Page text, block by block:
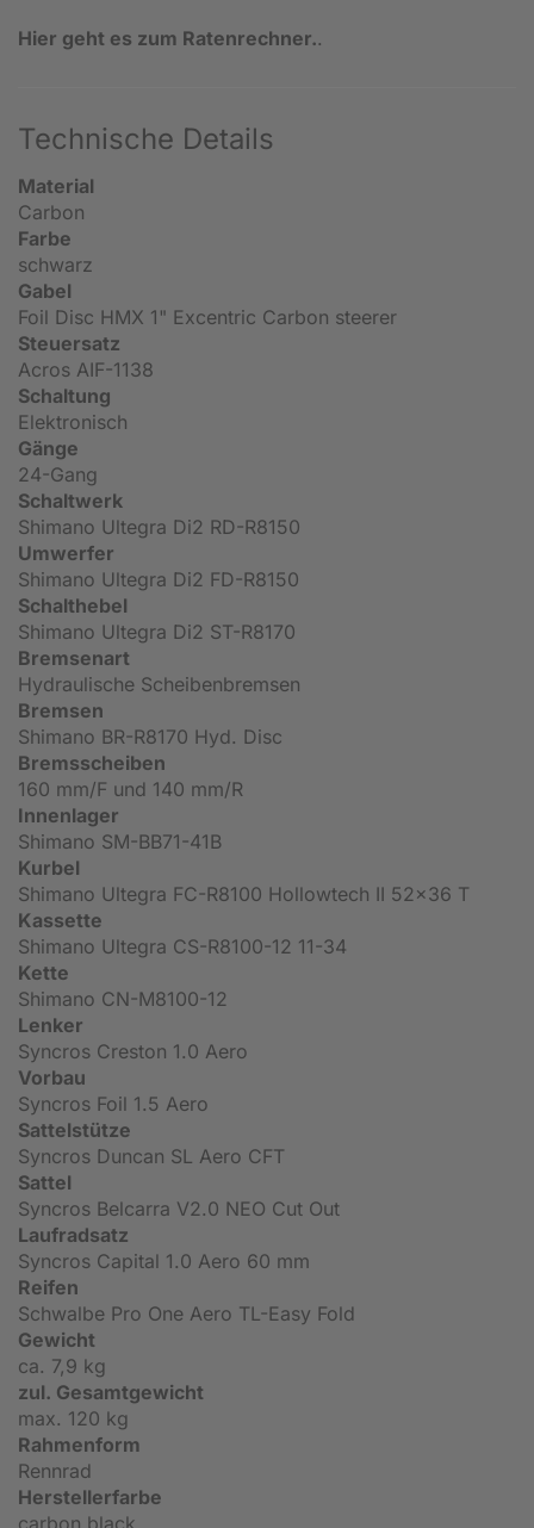
Hier geht es zum Ratenrechner..
Technische Details
Material
Carbon
Farbe
schwarz
Gabel
Foil Disc HMX 1" Excentric Carbon steerer
Steuersatz
Acros AIF-1138
Schaltung
Elektronisch
Gänge
24-Gang
Schaltwerk
Shimano Ultegra Di2 RD-R8150
Umwerfer
Shimano Ultegra Di2 FD-R8150
Schalthebel
Shimano Ultegra Di2 ST-R8170
Bremsenart
Hydraulische Scheibenbremsen
Bremsen
Shimano BR-R8170 Hyd. Disc
Bremsscheiben
160 mm/F und 140 mm/R
Innenlager
Shimano SM-BB71-41B
Kurbel
Shimano Ultegra FC-R8100 Hollowtech II 52x36 T
Kassette
Shimano Ultegra CS-R8100-12 11-34
Kette
Shimano CN-M8100-12
Lenker
Syncros Creston 1.0 Aero
Vorbau
Syncros Foil 1.5 Aero
Sattelstütze
Syncros Duncan SL Aero CFT
Sattel
Syncros Belcarra V2.0 NEO Cut Out
Laufradsatz
Syncros Capital 1.0 Aero 60 mm
Reifen
Schwalbe Pro One Aero TL-Easy Fold
Gewicht
ca. 7,9 kg
zul. Gesamtgewicht
max. 120 kg
Rahmenform
Rennrad
Herstellerfarbe